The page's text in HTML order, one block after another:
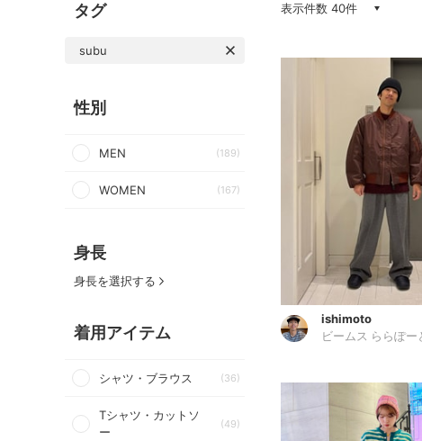
タグ
subu
性別
MEN (189)
WOMEN (167)
身長
身長を選択する
着用アイテム
シャツ・ブラウス (36)
Tシャツ・カットソ
ー
(49)
表示件数 40件
ishimoto
ビームス ららぽー